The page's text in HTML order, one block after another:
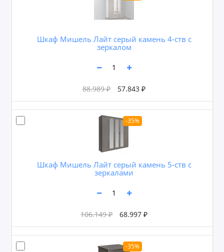
Шкаф Мишель Лайт серый камень 4-ств с
зеркалом
88.989 ₽ 57.843 ₽
-35%
Шкаф Мишель Лайт серый камень 5-ств с
зеркалами
106.149 ₽ 68.997 ₽
-35%